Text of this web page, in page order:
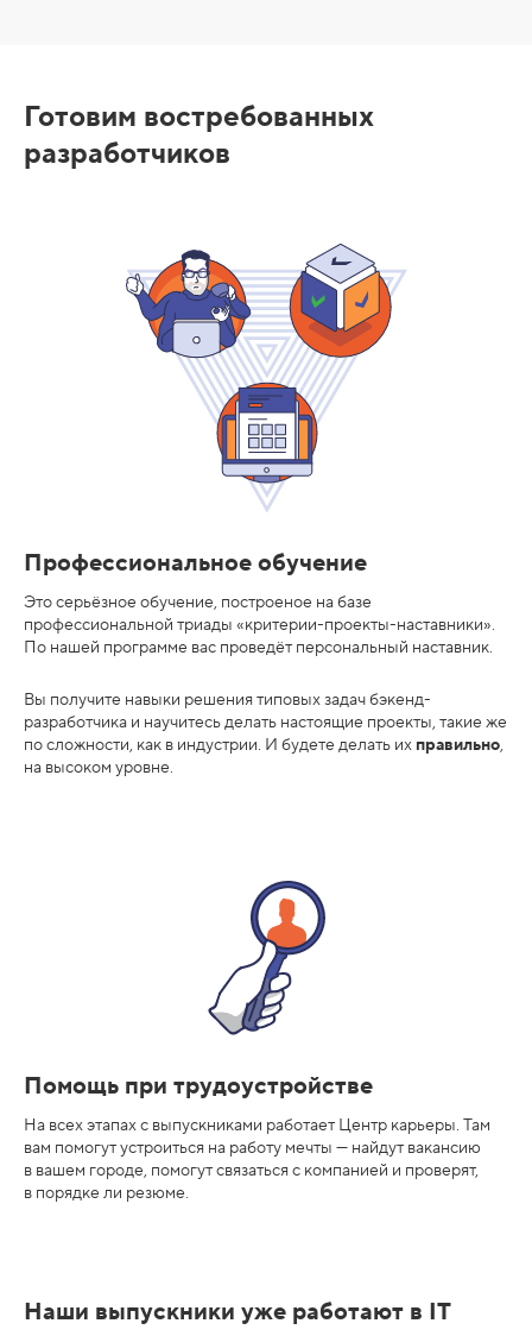
Готовим востребованных
разработчиков
Профессиональное обучение
Это серьёзное обучение, построеное на базе
профессиональной триады «критерии-проекты-наставники».
По нашей программе вас проведёт персональный наставник.
Вы получите навыки решения типовых задач бэкенд-
разработчика и научитесь делать настоящие проекты, такие же
по сложности, как в индустрии. И будете делать их правильно,
на высоком уровне.
Помощь при трудоустройстве
На всех этапах с выпускниками работает Центр карьеры. Там
вам помогут устроиться на работу мечты — найдут вакансию
в вашем городе, помогут связаться с компанией и проверят,
в порядке ли резюме.
Наши выпускники уже работают в IT